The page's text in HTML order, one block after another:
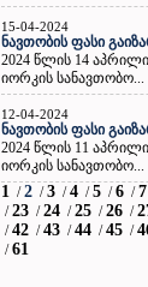
15-04-2024
ნავთობის ფასი
2024 წლის 14
იორკის სანავთობო...
12-04-2024
ნავთობის ფასი
2024 წლის 11
იორკის სანავთობო...
1 / 2 / 3 / 4 / 5 / 6 / 7
/ 23 / 24 / 25 / 26 /
/ 42 / 43 / 44 / 45 /
/ 61